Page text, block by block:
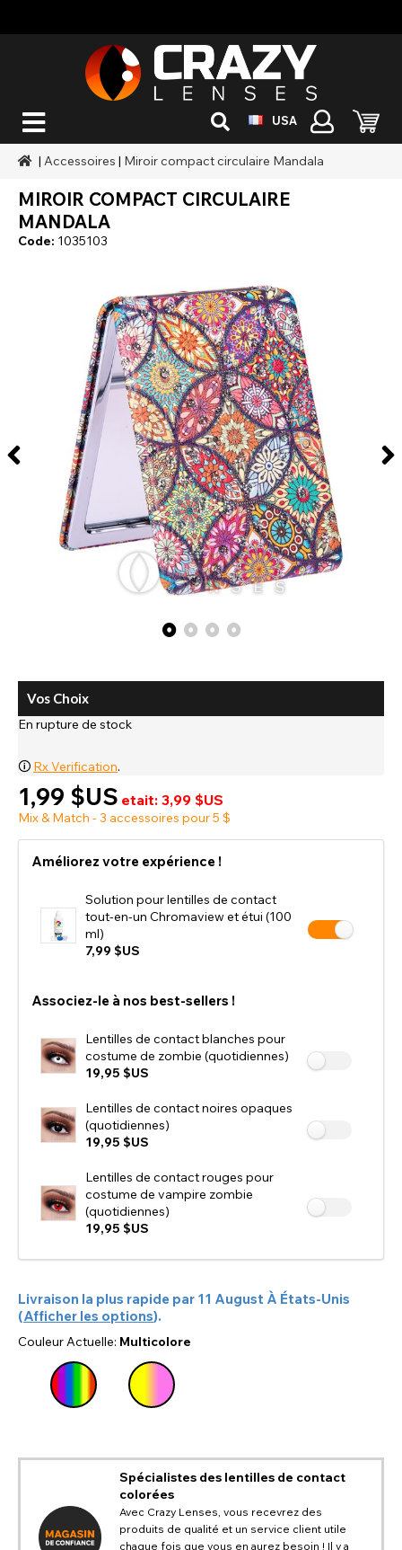
USA
| Accessoires | Miroir compact circulaire Mandala
MIROIR COMPACT CIRCULAIRE
MANDALA
Code: 1035103
Vos Choix
En rupture de stock
🛈 Rx Verification.
1,99 $US etait: 3,99 $US
Mix & Match - 3 accessoires pour 5 $
Améliorez votre expérience !
Solution pour lentilles de contact
tout-en-un Chromaview et étui (100
ml)
7,99 $US
Associez-le à nos best-sellers !
Lentilles de contact blanches pour
costume de zombie (quotidiennes)
19,95 $US
Lentilles de contact noires opaques
(quotidiennes)
19,95 $US
Lentilles de contact rouges pour
costume de vampire zombie
(quotidiennes)
19,95 $US
Livraison la plus rapide par 11 August À États-Unis
(Afficher les options).
Couleur Actuelle: Multicolore
Spécialistes des lentilles de contact
colorées
Avec Crazy Lenses, vous recevrez des
produits de qualité et un service client utile
chaque fois que vous en aurez besoin ! Il y a